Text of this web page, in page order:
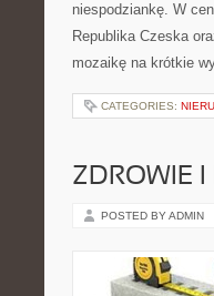
niespodziankę. W
Republika Czeska
mozaikę na krótkie
CATEGORIES:
ZDROWIE I
POSTED BY ADMIN